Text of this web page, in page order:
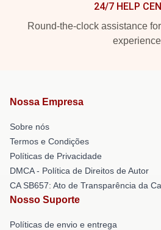
24/7 HELP
Round-the-clock assistance
experience
Nossa Empresa
Sobre nós
Termos e Condições
Políticas de Privacidade
DMCA - Política de Direitos de Autor
CA SB657: Ato de Transparência da
Nosso Suporte
Políticas de envio e entrega